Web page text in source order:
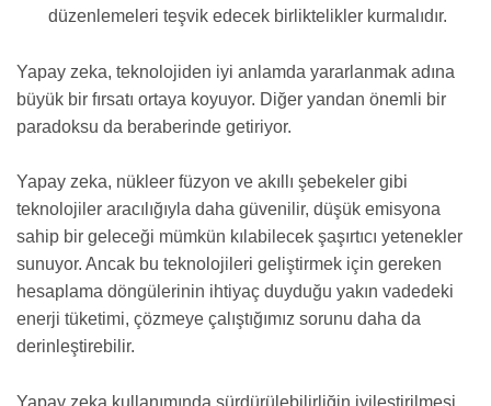
düzenlemeleri teşvik edecek birliktelikler kurmalıdır.
Yapay zeka, teknolojiden iyi anlamda yararlanmak adına
büyük bir fırsatı ortaya koyuyor. Diğer yandan önemli bir
paradoksu da beraberinde getiriyor.
Yapay zeka, nükleer füzyon ve akıllı şebekeler gibi
teknolojiler aracılığıyla daha güvenilir, düşük emisyona
sahip bir geleceği mümkün kılabilecek şaşırtıcı yetenekler
sunuyor. Ancak bu teknolojileri geliştirmek için gereken
hesaplama döngülerinin ihtiyaç duyduğu yakın vadedeki
enerji tüketimi, çözmeye çalıştığımız sorunu daha da
derinleştirebilir.
Yapay zeka kullanımında sürdürülebilirliğin iyileştirilmesi